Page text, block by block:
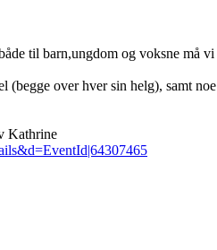
til barn,ungdom og voksne må vi
(begge over hver sin helg), samt noe
Kathrine